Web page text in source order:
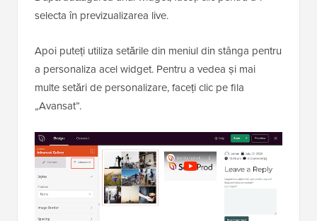
selecta în previzualizarea live.
Apoi puteți utiliza setările din meniul din stânga pentru
a personaliza acel widget. Pentru a vedea și mai
multe setări de personalizare, faceți clic pe fila
„Avansat”.